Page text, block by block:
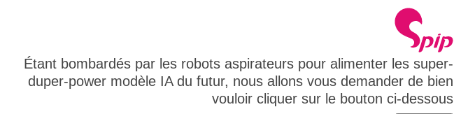
Étant bombardés par les robots aspirateurs pour alimenter les super-
duper-power modèle IA du futur, nous allons vous demander de bien
vouloir cliquer sur le bouton ci-dessous